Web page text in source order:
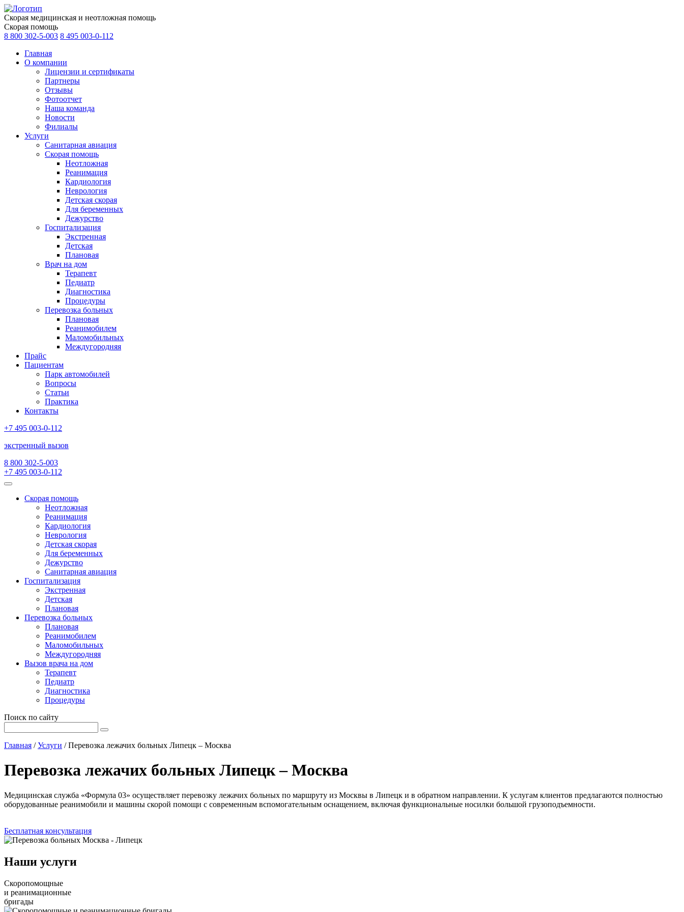
Скорая медицинская и неотложная помощь
Скорая помощь
8 800 302-5-003 8 495 003-0-112
Главная
О компании
Лицензии и сертификаты
Партнеры
Отзывы
Фотоотчет
Наша команда
Новости
Филиалы
Услуги
Санитарная авиация
Скорая помощь
Неотложная
Реанимация
Кардиология
Неврология
Детская скорая
Для беременных
Дежурство
Госпитализация
Экстренная
Детская
Плановая
Врач на дом
Терапевт
Педиатр
Диагностика
Процедуры
Перевозка больных
Плановая
Реанимобилем
Маломобильных
Междугородняя
Прайс
Пациентам
Парк автомобилей
Вопросы
Статьи
Практика
Контакты
+7 495 003-0-112
экстренный вызов
8 800 302-5-003
+7 495 003-0-112
Скорая помощь
Неотложная
Реанимация
Кардиология
Неврология
Детская скорая
Для беременных
Дежурство
Санитарная авиация
Госпитализация
Экстренная
Детская
Плановая
Перевозка больных
Плановая
Реанимобилем
Маломобильных
Междугородняя
Вызов врача на дом
Терапевт
Педиатр
Диагностика
Процедуры
Поиск по сайту
Главная /Услуги /Перевозка лежачих больных Липецк – Москва
Перевозка лежачих больных Липецк – Москва
Медицинская служба «Формула 03» осуществляет перевозку лежачих больных по маршруту из Москвы в Липецк и в обратном направлении. К услугам клиентов предлагаются полностью
оборудованные реанимобили и машины скорой помощи с современным вспомогательным оснащением, включая функциональные носилки большой грузоподъемности.
Бесплатная консультация
Наши услуги
Скоропомощные
и реанимационные
бригады